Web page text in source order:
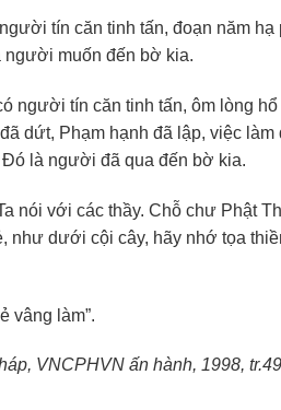
tín căn tinh tấn, đoạn năm
muốn đến bờ kia.
người tín căn tinh tấn, ôm lòng
dứt, Phạm hạnh đã lập, việc
là người đã qua đến bờ kia.
nói với các thầy. Chỗ chư Phật
như dưới cội cây, hãy nhớ tọa
vâng làm”.
VNCPHVN ấn hành, 1998,